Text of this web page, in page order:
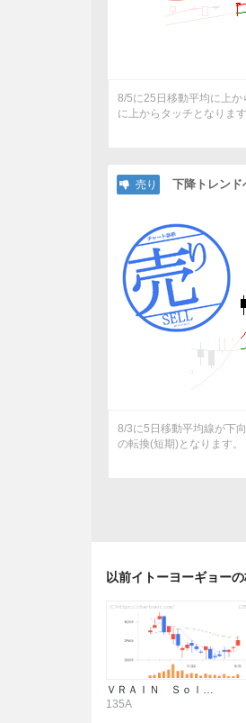
8/5に25日移動平均に上
に上からタッチとなります
売り 下降トレンド
8/3に5日移動平均線が下
の転換(短期)となります。
以前イトーヨーギョー
ＶＲＡＩＮ Ｓｏｌ…
135A